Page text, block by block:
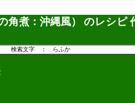
煮：沖縄風） のレシピ
検索文字 ： らふか